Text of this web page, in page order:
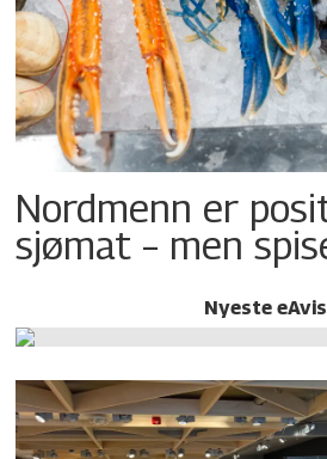
Nordmenn er
sjømat – men
Nyeste